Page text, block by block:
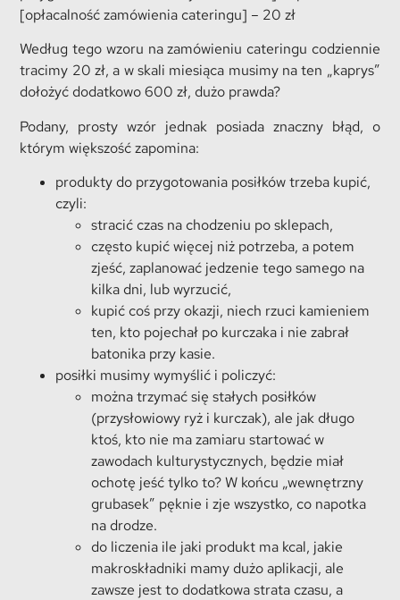
[opłacalność zamówienia cateringu] – 20 zł
Według tego wzoru na zamówieniu cateringu codziennie
tracimy 20 zł, a w skali miesiąca musimy na ten „kaprys”
dołożyć dodatkowo 600 zł, dużo prawda?
Podany, prosty wzór jednak posiada znaczny błąd, o
którym większość zapomina:
produkty do przygotowania posiłków trzeba kupić,
czyli:
stracić czas na chodzeniu po sklepach,
często kupić więcej niż potrzeba, a potem
zjeść, zaplanować jedzenie tego samego na
kilka dni, lub wyrzucić,
kupić coś przy okazji, niech rzuci kamieniem
ten, kto pojechał po kurczaka i nie zabrał
batonika przy kasie.
posiłki musimy wymyślić i policzyć:
można trzymać się stałych posiłków
(przysłowiowy ryż i kurczak), ale jak długo
ktoś, kto nie ma zamiaru startować w
zawodach kulturystycznych, będzie miał
ochotę jeść tylko to? W końcu „wewnętrzny
grubasek” pęknie i zje wszystko, co napotka
na drodze.
do liczenia ile jaki produkt ma kcal, jakie
makroskładniki mamy dużo aplikacji, ale
zawsze jest to dodatkowa strata czasu, a